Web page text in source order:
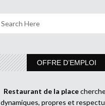
OFFRE D’EMPLOI
Restaurant de la place
dynamiques, propres et